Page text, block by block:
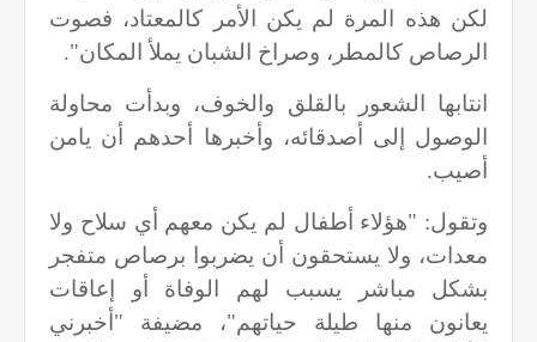
لكن هذه المرة لم يكن الأمر كالمعتاد، فصوت
الرصاص كالمطر، وصراخ الشبان يملأ المكان".
انتابها الشعور بالقلق والخوف، وبدأت محاولة
الوصول إلى أصدقائه، وأخبرها أحدهم أن يامن
أصيب.
وتقول: "هؤلاء أطفال لم يكن معهم أي سلاح ولا
معدات، ولا يستحقون أن يضربوا برصاص متفجر
بشكل مباشر يسبب لهم الوفاة أو إعاقات
يعانون منها طيلة حياتهم"، مضيفة "أخبرني